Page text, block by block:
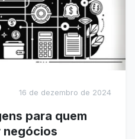
16 de dezembro de 2024
para quem
negócios